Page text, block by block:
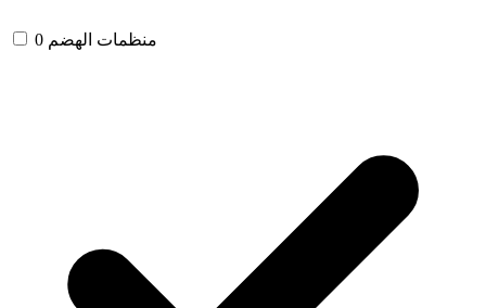
منظمات الهضم 0